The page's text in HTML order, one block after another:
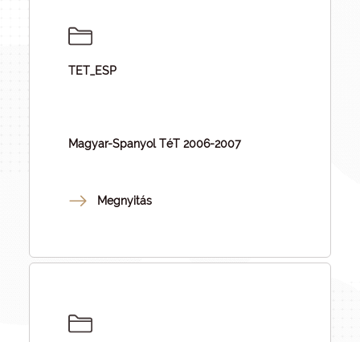
TET_ESP
Magyar-Spanyol TéT 2006-2007
Megnyitás